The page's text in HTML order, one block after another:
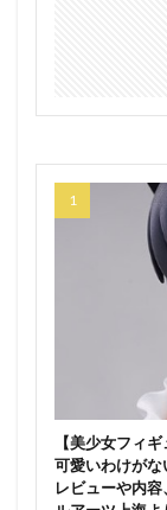
【美少女フィ
可愛いわけが
レビューや内